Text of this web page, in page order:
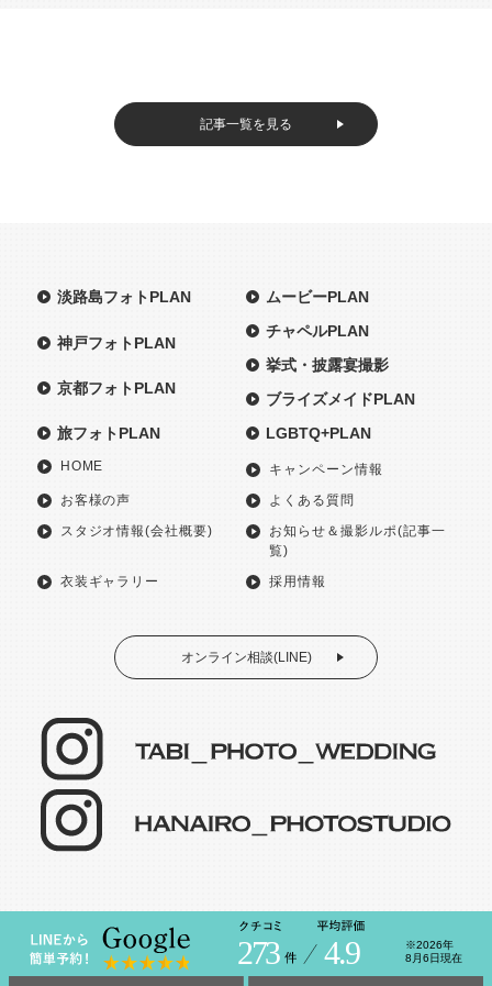
記事一覧を見る
273 4.9
※2026年
8月6日現在
淡路島フォトPLAN
神戸フォトPLAN
京都フォトPLAN
旅フォトPLAN
ムービーPLAN
チャペルPLAN
挙式・披露宴撮影
ブライズメイドPLAN
LGBTQ+PLAN
HOME
キャンペーン情報
お客様の声
よくある質問
スタジオ情報(会社概要)
お知らせ＆撮影ルポ(記事一
覧)
衣装ギャラリー
採用情報
オンライン相談(LINE)